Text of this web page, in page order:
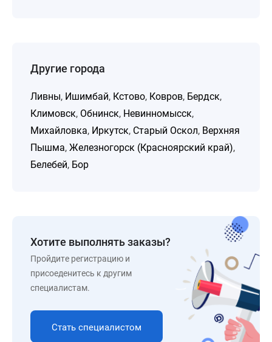
Другие города
Ливны, Ишимбай, Кстово, Ковров, Бердск,
Климовск, Обнинск, Невинномысск,
Михайловка, Иркутск, Старый Оскол, Верхняя
Пышма, Железногорск (Красноярский край),
Белебей, Бор
Хотите выполнять заказы?
Пройдите регистрацию и
присоеденитесь к другим
специалистам.
Стать специалистом